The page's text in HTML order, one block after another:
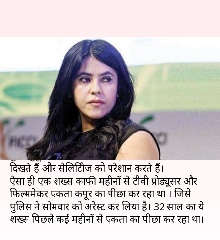
जिम से लेकर मंदिर तक एकता कपूर
का पीछा कर रहा था युवक, गिरफ्तार
लेखन स्वाति पाण्डेय Mar 20, 2019 03:05 pm
क्या है खबर?
बॉलीवुड सेलिब्रिटी के कई सारे फैन्स होते हैं। हर कोई अपने
चहेते स्टार से मिलने की ख्वाहिश रखता है।
कुछ जुनूनी फैन्स अपनी हदें तोड़ने की कोशिश भी करते
दिखते हैं और सेलिब्रिटीज को परेशान करते हैं।
ऐसा ही एक शख्स काफी महीनों से टीवी प्रोड्यूसर और
फिल्ममेकर एकता कपूर का पीछा कर रहा था । जिसे
पुलिस ने सोमवार को अरेस्ट कर लिया है। 32 साल का ये